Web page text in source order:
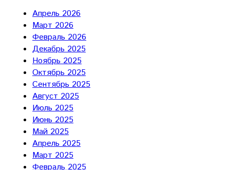
Апрель 2026
Март 2026
Февраль 2026
Декабрь 2025
Ноябрь 2025
Октябрь 2025
Сентябрь 2025
Август 2025
Июль 2025
Июнь 2025
Май 2025
Апрель 2025
Март 2025
Февраль 2025